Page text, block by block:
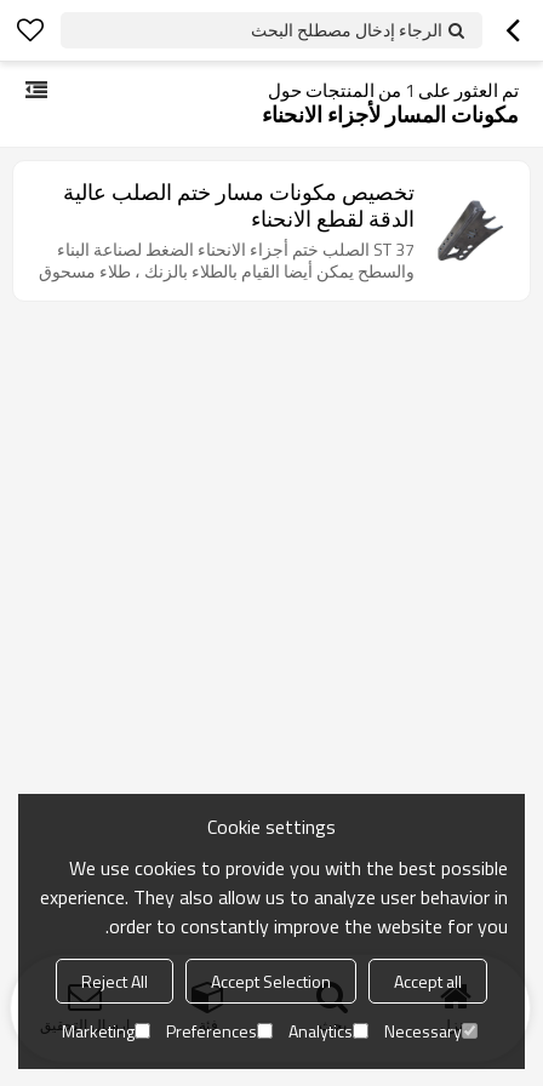
الرجاء إدخال مصطلح البحث
تم العثور على 1 من المنتجات حول
مكونات المسار لأجزاء الانحناء
تخصيص مكونات مسار ختم الصلب عالية
الدقة لقطع الانحناء
ST 37 الصلب ختم أجزاء الانحناء الضغط لصناعة البناء
والسطح يمكن أيضا القيام بالطلاء بالزنك ، طلاء مسحوق
منزل بحث فئة ارسال التحقيق
Cookie settings
We use cookies to provide you with the best possible
experience. They also allow us to analyze user behavior in
order to constantly improve the website for you.
Accept all
Accept Selection
Reject All
Necessary
Analytics
Preferences
Marketing